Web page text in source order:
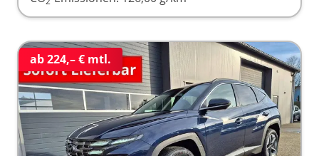
ab 224,– € mtl.